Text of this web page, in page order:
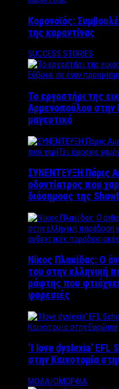
Κορονοϊός:
της καραντίνας
SUCCESS STORIES
Το εργαστήρι της
Αρμενοπούλου στην
μαγευτικό
ΣΥΝΕΝΤΕΥΞΗ Πάρις
οδοντίατρος που
διάσημους της
Νίκος Πλακίδας: O
του στην ελληνική
ράφτης που
φορεσιές
‘Ι love dyslexia’ EFL
στην Καινοτομία
ΜΟΔΑ/ΟΜΟΡΦΙΑ